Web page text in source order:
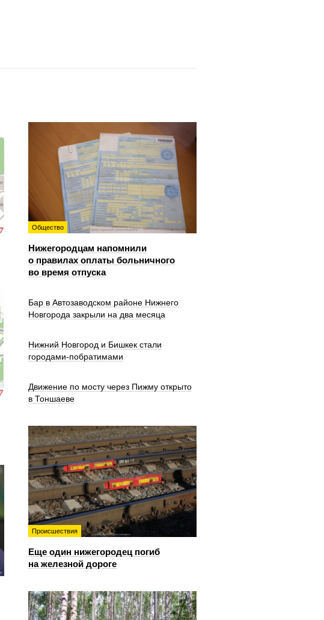
Общество
Нижегородцам напомнили
о правилах оплаты больничного
во время отпуска
Бар в Автозаводском районе Нижнего
Новгорода закрыли на два месяца
Нижний Новгород и Бишкек стали
городами-побратимами
Движение по мосту через Пижму открыто
в Тоншаеве
Происшествия
Еще один нижегородец погиб
на железной дороге